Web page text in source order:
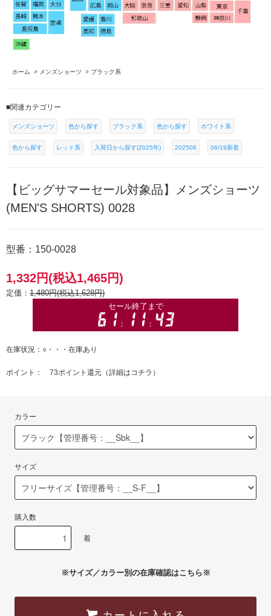
ホーム > メンズショーツ > ブラック系
■関連カテゴリー
メンズショーツ 色から探す ブラック系 色から探す ホワイト系
色から探す レッド系 入荷日から探す(2025年) 202506 06/19新着
【ビッグサマーセール対象品】メンズショーツ
(MEN'S SHORTS) 0028
型番：150-0028
1,332円(税込1,465円)
定価： 1,480円(税込1,628円)
在庫状況：○・・・在庫あり
ポイント： 73ポイント還元（詳細はコチラ ）
カラー
サイズ
購入数
着
※サイズ／カラー別の在庫確認はこちら※